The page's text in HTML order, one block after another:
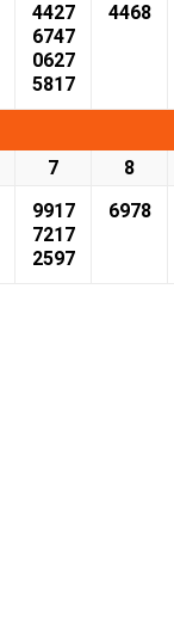
4427
6747
0627
5817
4468
7 8
9917
7217
2597
6978